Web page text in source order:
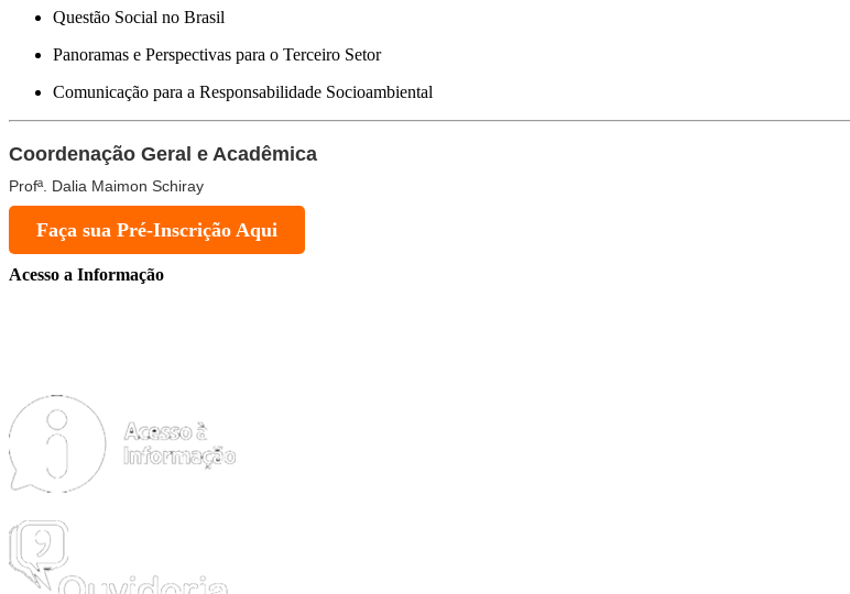
Questão Social no Brasil
Panoramas e Perspectivas para o Terceiro Setor
Comunicação para a Responsabilidade Socioambiental
Coordenação Geral e Acadêmica
Profª. Dalia Maimon Schiray
Faça sua Pré-Inscrição Aqui
Acesso a Informação